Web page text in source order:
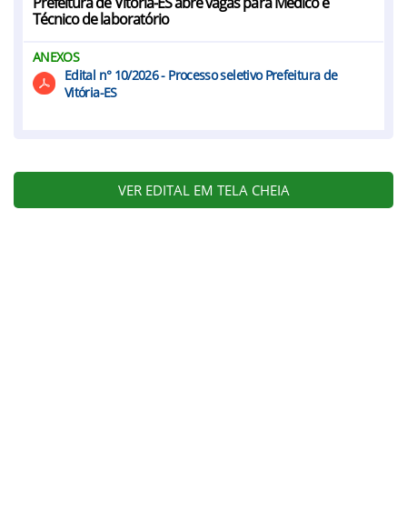
Técnico de laboratório
ANEXOS
Edital n° 10/2026 - Processo seletivo Prefeitura de
Vitória-ES
VER EDITAL EM TELA CHEIA